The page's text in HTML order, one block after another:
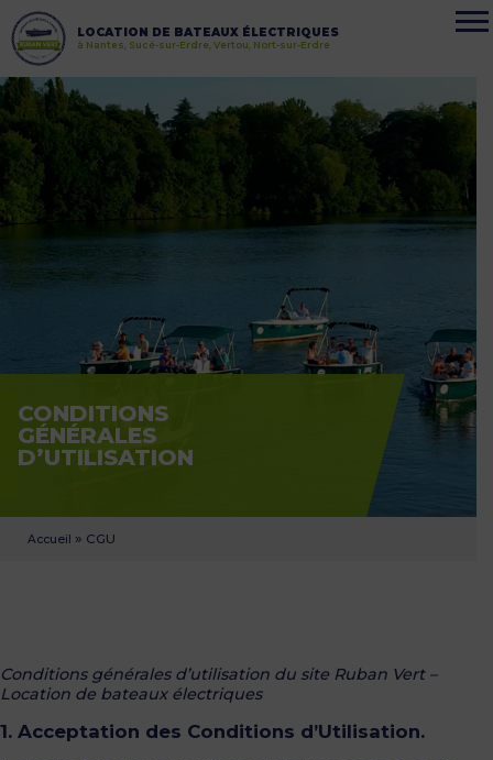
LOCATION DE BATEAUX ÉLECTRIQUES
à Nantes, Sucé-sur-Erdre, Vertou, Nort-sur-Erdre
CONDITIONS
GÉNÉRALES
D’UTILISATION
Accueil » CGU
Conditions générales d’utilisation du site Ruban Vert –
Location de bateaux électriques
1. Acceptation des Conditions d’Utilisation.